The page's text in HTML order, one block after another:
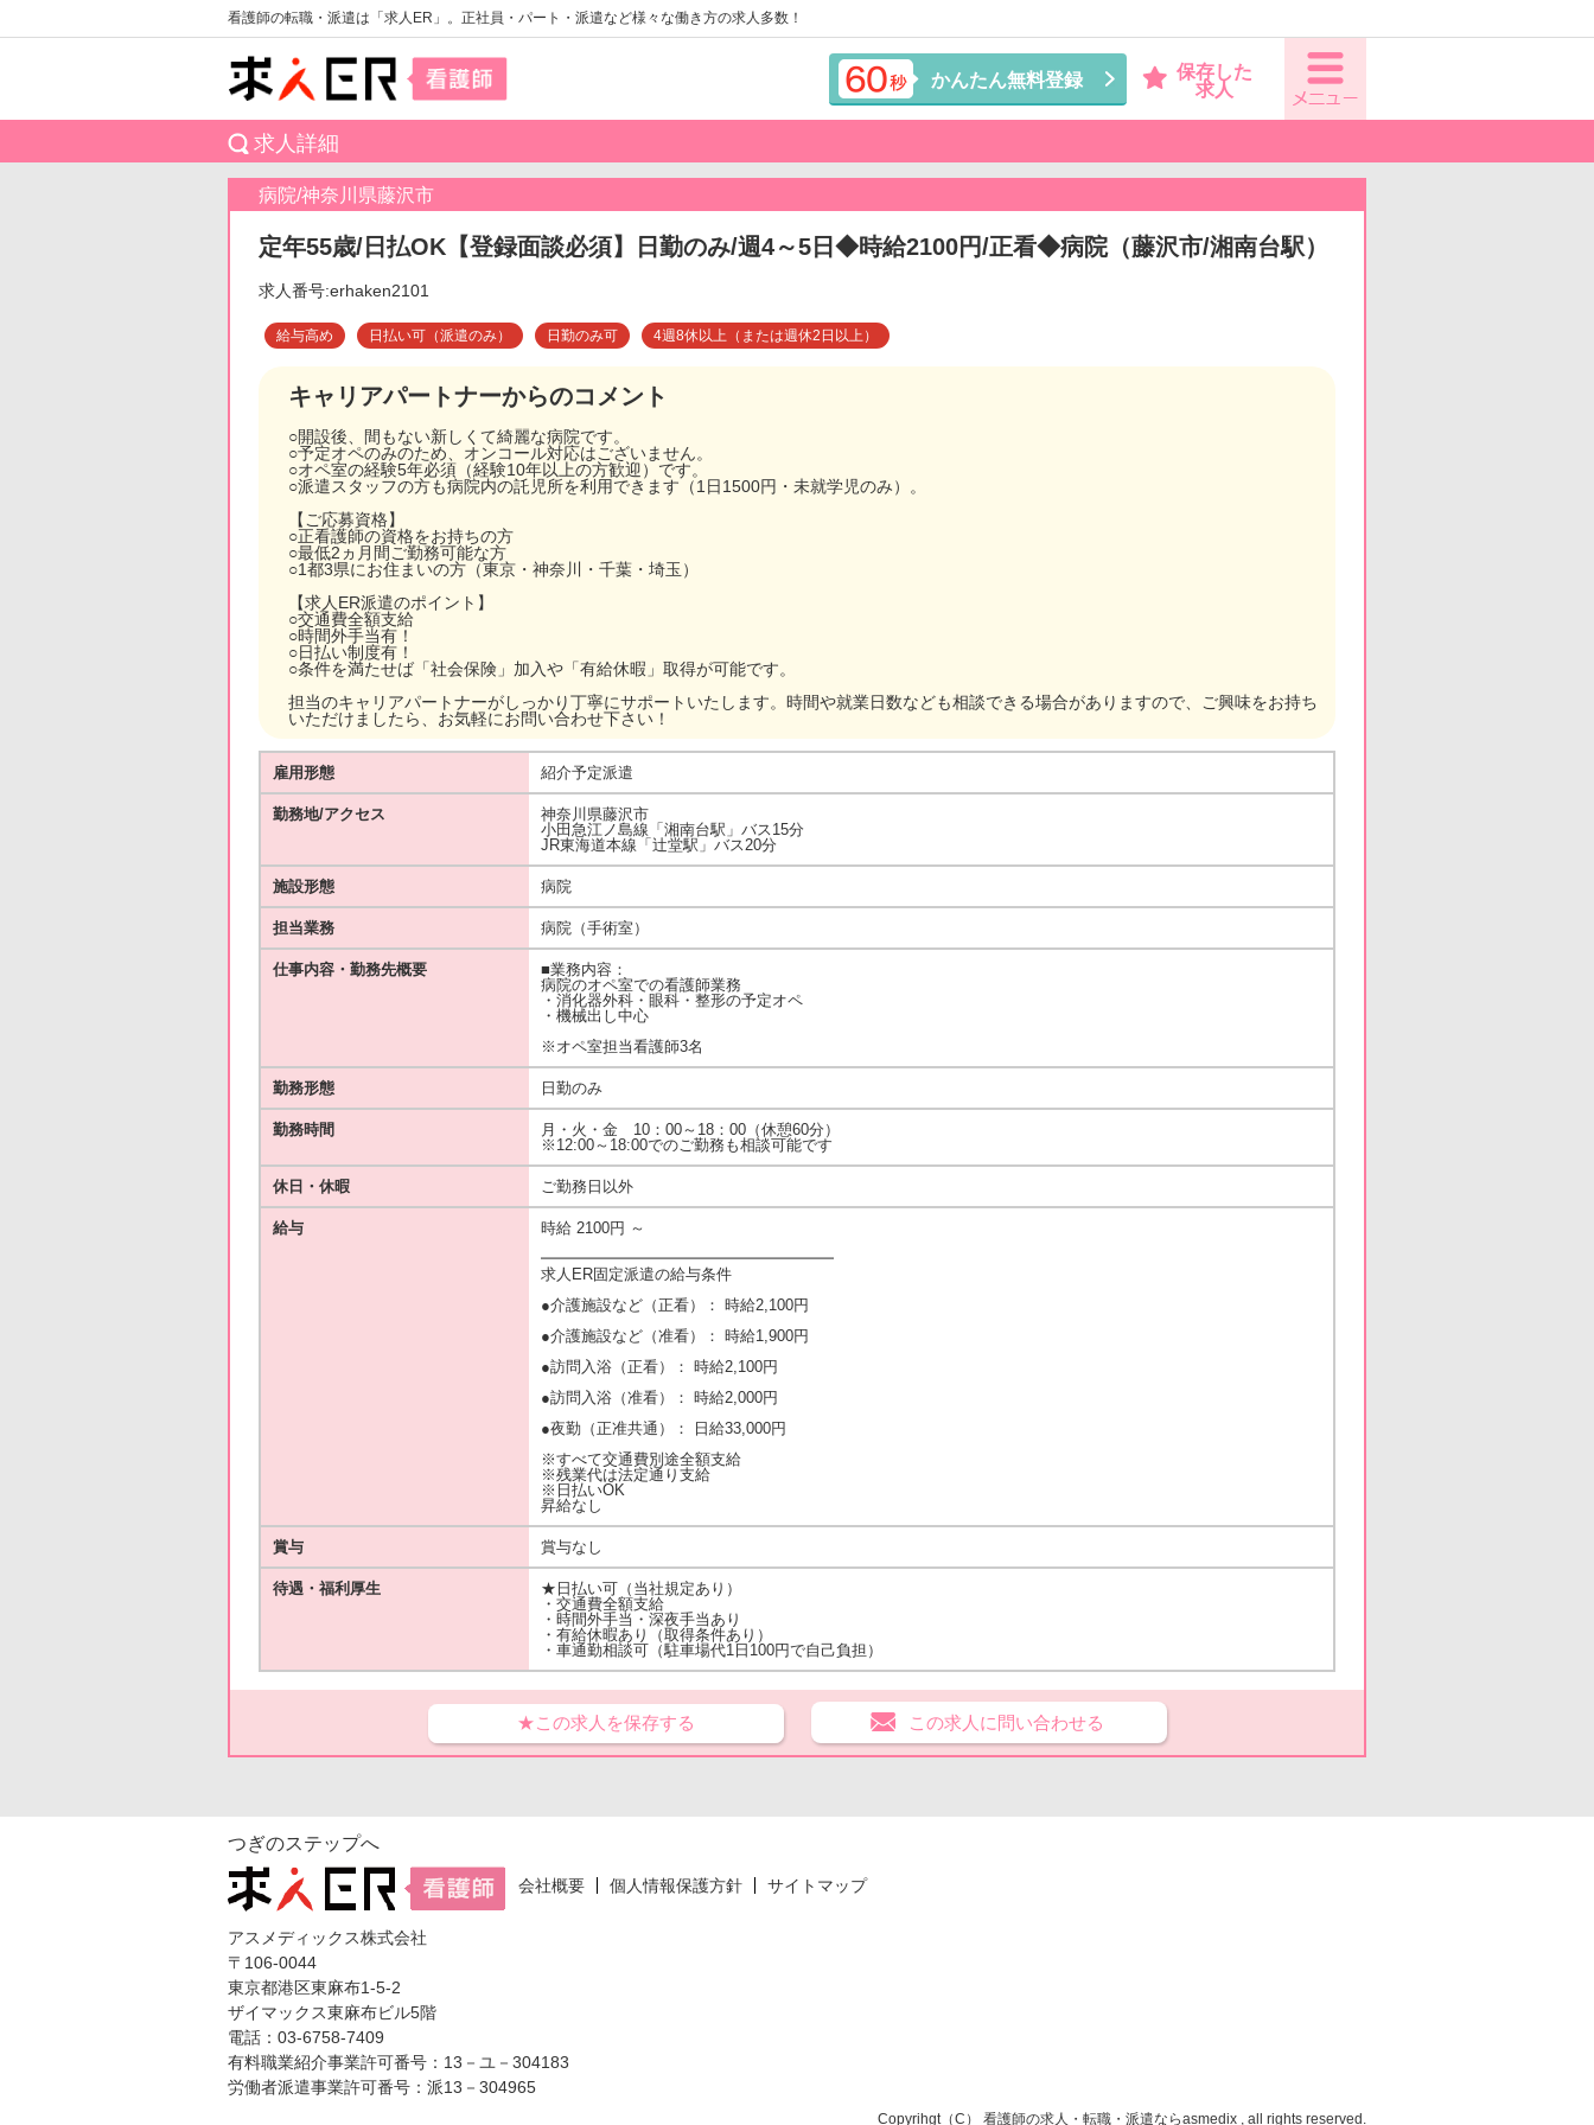
看護師の転職・派遣は「求人ER」。正社員・パート・派遣など様々な働き方の求人多数！
かんたん無料登録
保存した
求人
求人詳細
病院/神奈川県藤沢市
定年55歳/日払OK【登録面談必須】日勤のみ/週4～5日◆時給2100円/正看◆病院（藤沢市/湘南台駅）
求人番号:erhaken2101
給与高め 日払い可（派遣のみ） 日勤のみ可 4週8休以上（または週休2日以上）
キャリアパートナーからのコメント
○開設後、間もない新しくて綺麗な病院です。
○予定オペのみのため、オンコール対応はございません。
○オペ室の経験5年必須（経験10年以上の方歓迎）です。
○派遣スタッフの方も病院内の託児所を利用できます（1日1500円・未就学児のみ）。
【ご応募資格】
○正看護師の資格をお持ちの方
○最低2ヵ月間ご勤務可能な方
○1都3県にお住まいの方（東京・神奈川・千葉・埼玉）
【求人ER派遣のポイント】
○交通費全額支給
○時間外手当有！
○日払い制度有！
○条件を満たせば「社会保険」加入や「有給休暇」取得が可能です。
担当のキャリアパートナーがしっかり丁寧にサポートいたします。時間や就業日数なども相談できる場合がありますので、ご興味をお持ち
いただけましたら、お気軽にお問い合わせ下さい！
雇用形態 紹介予定派遣
勤務地/アクセス
神奈川県藤沢市
小田急江ノ島線「湘南台駅」バス15分
JR東海道本線「辻堂駅」バス20分
施設形態 病院
担当業務 病院（手術室）
仕事内容・勤務先概要
■業務内容：
病院のオペ室での看護師業務
・消化器外科・眼科・整形の予定オペ
・機械出し中心
※オペ室担当看護師3名
勤務形態 日勤のみ
勤務時間
月・火・金 10：00～18：00（休憩60分）
※12:00～18:00でのご勤務も相談可能です
休日・休暇 ご勤務日以外
給与
時給 2100円 ～
━━━━━━━━━━━━━━━━━━━
求人ER固定派遣の給与条件
●介護施設など（正看）： 時給2,100円
●介護施設など（准看）： 時給1,900円
●訪問入浴（正看）： 時給2,100円
●訪問入浴（准看）： 時給2,000円
●夜勤（正准共通）： 日給33,000円
※すべて交通費別途全額支給
※残業代は法定通り支給
※日払いOK
昇給なし
賞与 賞与なし
待遇・福利厚生
★日払い可（当社規定あり）
・交通費全額支給
・時間外手当・深夜手当あり
・有給休暇あり（取得条件あり）
・車通勤相談可（駐車場代1日100円で自己負担）
★この求人を保存する この求人に問い合わせる
つぎのステップへ
会社概要 個人情報保護方針 サイトマップ
アスメディックス株式会社
〒106-0044
東京都港区東麻布1-5-2
ザイマックス東麻布ビル5階
電話：03-6758-7409
有料職業紹介事業許可番号：13－ユ－304183
労働者派遣事業許可番号：派13－304965
Copyrihgt（C） 看護師の求人・転職・派遣ならasmedix , all rights reserved.